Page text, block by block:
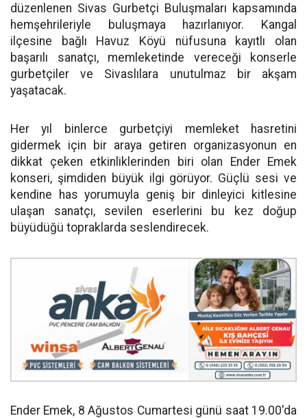
düzenlenen Sivas Gurbetçi Buluşmaları kapsamında
hemşehrileriyle buluşmaya hazırlanıyor. Kangal
ilçesine bağlı Havuz Köyü nüfusuna kayıtlı olan
başarılı sanatçı, memleketinde vereceği konserle
gurbetçiler ve Sivaslılara unutulmaz bir akşam
yaşatacak.
Her yıl binlerce gurbetçiyi memleket hasretini
gidermek için bir araya getiren organizasyonun en
dikkat çeken etkinliklerinden biri olan Ender Emek
konseri, şimdiden büyük ilgi görüyor. Güçlü sesi ve
kendine has yorumuyla geniş bir dinleyici kitlesine
ulaşan sanatçı, sevilen eserlerini bu kez doğup
büyüdüğü topraklarda seslendirecek.
Ender Emek, 8 Ağustos Cumartesi günü saat 19.00'da